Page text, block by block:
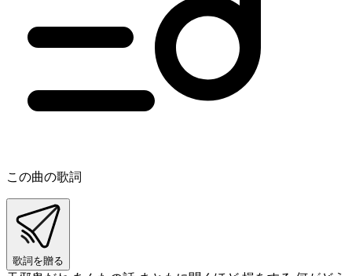
この曲の歌詞
歌詞を贈る